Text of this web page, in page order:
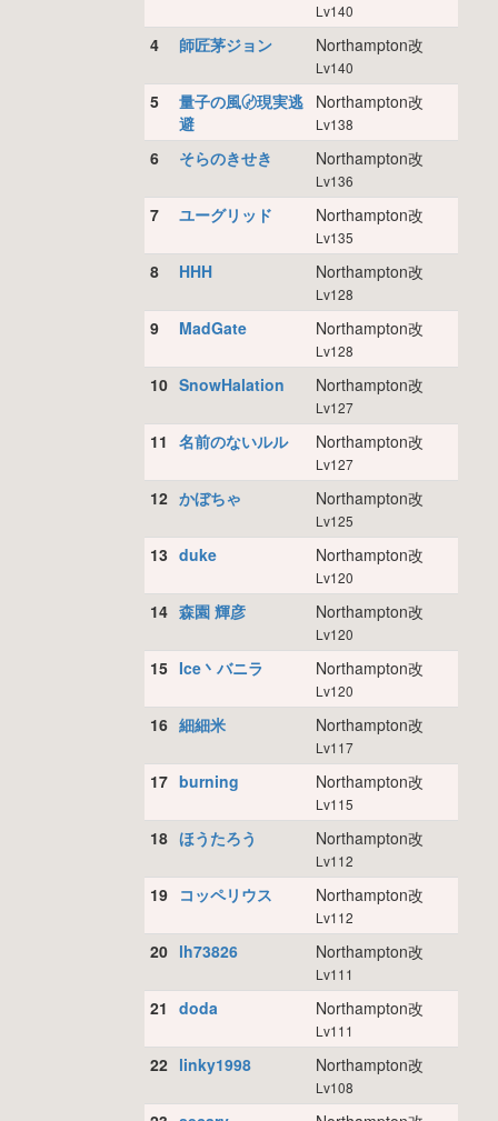
Lv140
4 師匠茅ジョン Northampton改
Lv140
5
量子の風〄現実逃
避
Northampton改
Lv138
6 そらのきせき Northampton改
Lv136
7 ユーグリッド Northampton改
Lv135
8 HHH Northampton改
Lv128
9 MadGate Northampton改
Lv128
10 SnowHalation Northampton改
Lv127
11 名前のないルル Northampton改
Lv127
12 かぼちゃ Northampton改
Lv125
13 duke Northampton改
Lv120
14 森園 輝彦 Northampton改
Lv120
15 Ice丶バニラ Northampton改
Lv120
16 細細米 Northampton改
Lv117
17 burning Northampton改
Lv115
18 ほうたろう Northampton改
Lv112
19 コッペリウス Northampton改
Lv112
20 lh73826 Northampton改
Lv111
21 doda Northampton改
Lv111
22 linky1998 Northampton改
Lv108